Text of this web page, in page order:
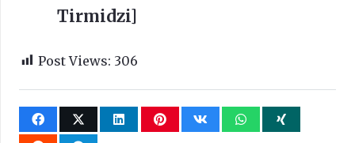
Tirmidzi]
Post Views: 306